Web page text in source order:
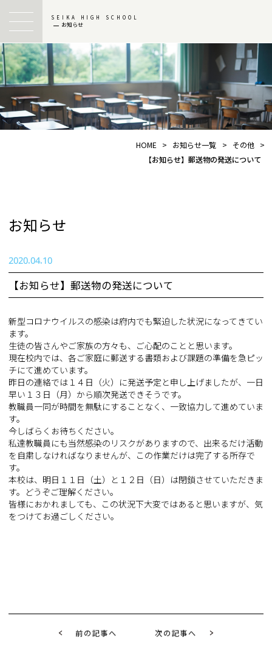
SEIKA HIGH SCHOOL
お知らせ
HOME > お知らせ一覧 > その他 >
【お知らせ】郵送物の発送について
お知らせ
2020.04.10
【お知らせ】郵送物の発送について
新型コロナウイルスの感染は府内でも緊迫した状況になってきてい
ます。
生徒の皆さんやご家族の方々も、ご心配のことと思います。
現在校内では、各ご家庭に郵送する書類および課題の準備を急ピッ
チにて進めています。
昨日の連絡では１４日（火）に発送予定と申し上げましたが、一日
早い１３日（月）から順次発送できそうです。
教職員一同が時間を無駄にすることなく、一致協力して進めていま
す。
今しばらくお待ちください。
私達教職員にも当然感染のリスクがありますので、出来るだけ活動
を自粛しなければなりませんが、この作業だけは完了する所存で
す。
本校は、明日１１日（土）と１２日（日）は閉鎖させていただきま
す。どうぞご理解ください。
皆様におかれましても、この状況下大変ではあると思いますが、気
をつけてお過ごしください。
前の記事へ 次の記事へ